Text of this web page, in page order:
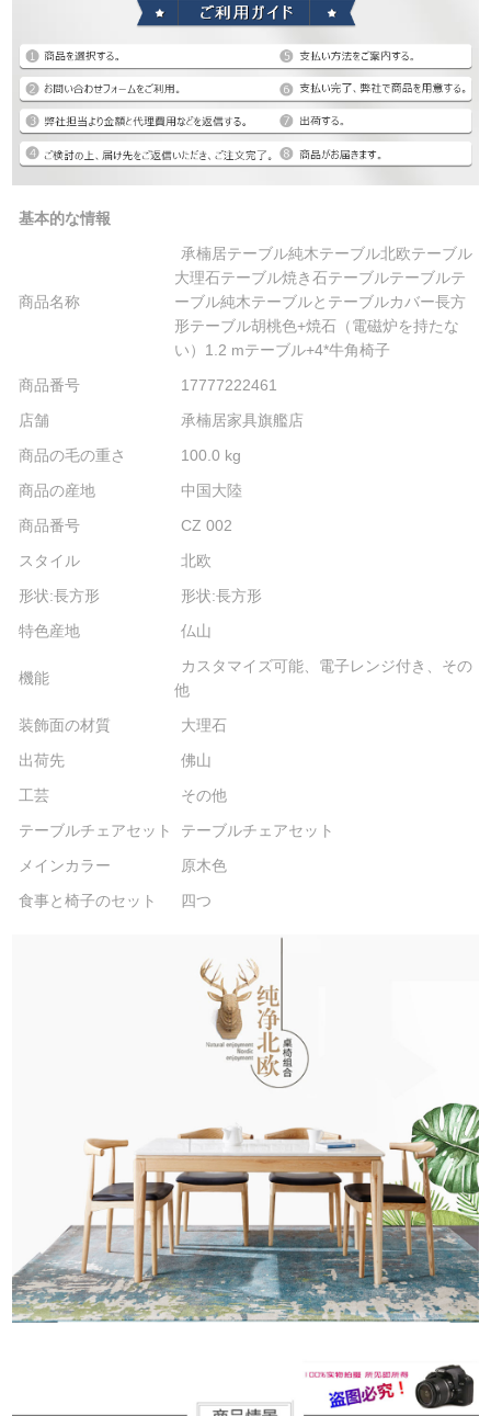
基本的な情報
商品名称
承楠居テーブル純木テーブル北欧テーブル
大理石テーブル焼き石テーブルテーブルテ
ーブル純木テーブルとテーブルカバー長方
形テーブル胡桃色+焼石（電磁炉を持たな
い）1.2 mテーブル+4*牛角椅子
商品番号
17777222461
店舗
承楠居家具旗艦店
商品の毛の重さ
100.0 kg
商品の産地
中国大陸
商品番号
CZ 002
スタイル
北欧
形状:長方形
形状:長方形
特色産地
仏山
機能
カスタマイズ可能、電子レンジ付き、その
他
装飾面の材質
大理石
出荷先
佛山
工芸
その他
テーブルチェアセット
テーブルチェアセット
メインカラー
原木色
食事と椅子のセット
四つ